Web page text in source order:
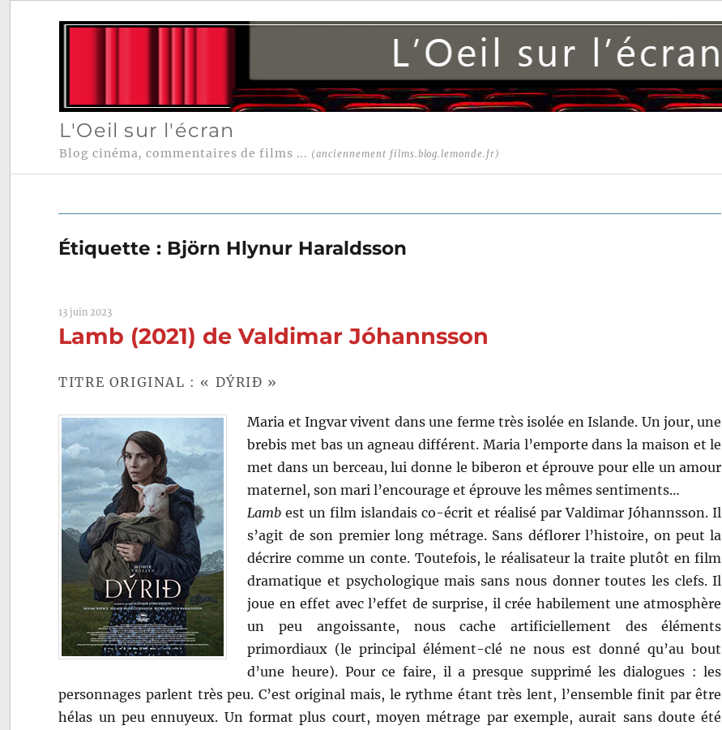
L'Oeil sur l'écran
Blog cinéma, commentaires de films ... (anciennement films.blog.lemonde.fr)
Étiquette : Björn Hlynur Haraldsson
13 juin 2023
Lamb (2021) de Valdimar Jóhannsson
TITRE ORIGINAL : « DÝRIÐ »
Maria et Ingvar vivent dans une ferme très isolée en Islande. Un jour, une
brebis met bas un agneau différent. Maria l’emporte dans la maison et le
met dans un berceau, lui donne le biberon et éprouve pour elle un amour
maternel, son mari l’encourage et éprouve les mêmes sentiments…
Lamb est un film islandais co-écrit et réalisé par Valdimar Jóhannsson. Il
s’agit de son premier long métrage. Sans déflorer l’histoire, on peut la
décrire comme un conte. Toutefois, le réalisateur la traite plutôt en film
dramatique et psychologique mais sans nous donner toutes les clefs. Il
joue en effet avec l’effet de surprise, il crée habilement une atmosphère
un peu angoissante, nous cache artificiellement des éléments
primordiaux (le principal élément-clé ne nous est donné qu’au bout
d’une heure). Pour ce faire, il a presque supprimé les dialogues : les
personnages parlent très peu. C’est original mais, le rythme étant très lent, l’ensemble finit par être
hélas un peu ennuyeux. Un format plus court, moyen métrage par exemple, aurait sans doute été